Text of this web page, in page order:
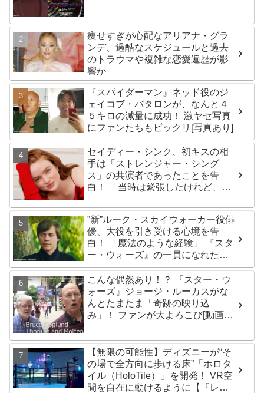
痩せすぎが心配なアリアナ・グラ
ンデ、過酷なスケジュールと過去
のトラウマや複雑な恋愛遍歴が影
響か
『スパイダーマン』ネッド役のジ
ェイコブ・バタロンが、なんと４
５キロの減量に成功！ 激ヤセ写真
にファンたちもビックリ[写真あり]
セイディー・シンク、初キスの相
手は「ストレンジャー・シング
ス」の共演者であったことを告
白！ 「当時は緊張したけれど、い
”新”ルーク・スカイウォーカー役俳
優、大役を引き受ける心境を告
白！ 「魔法のような経験」 『スタ
ー・ウォーズ』の一員になれたこ
とによろこび爆発
こんな偶然あり！？ 『スター・ウ
ォーズ』ジョージ・ルーカスがな
んとたまたま「奇跡の映り込
み」！ ファンが大よろこび[動画あ
【無限の可能性】ディズニーが“そ
の場で全方向に歩ける床”「ホロタ
イル（HoloTile）」を開発！ VR空
間を自在に動けるように【『レデ